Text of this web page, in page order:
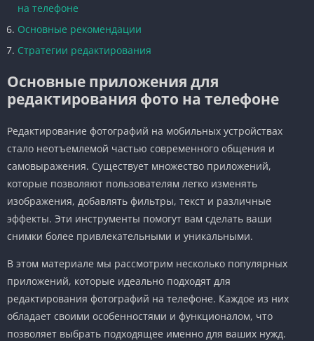
на телефоне
Основные рекомендации
Стратегии редактирования
Основные приложения для
редактирования фото на телефоне
Редактирование фотографий на мобильных устройствах
стало неотъемлемой частью современного общения и
самовыражения. Существует множество приложений,
которые позволяют пользователям легко изменять
изображения, добавлять фильтры, текст и различные
эффекты. Эти инструменты помогут вам сделать ваши
снимки более привлекательными и уникальными.
В этом материале мы рассмотрим несколько популярных
приложений, которые идеально подходят для
редактирования фотографий на телефоне. Каждое из них
обладает своими особенностями и функционалом, что
позволяет выбрать подходящее именно для ваших нужд.